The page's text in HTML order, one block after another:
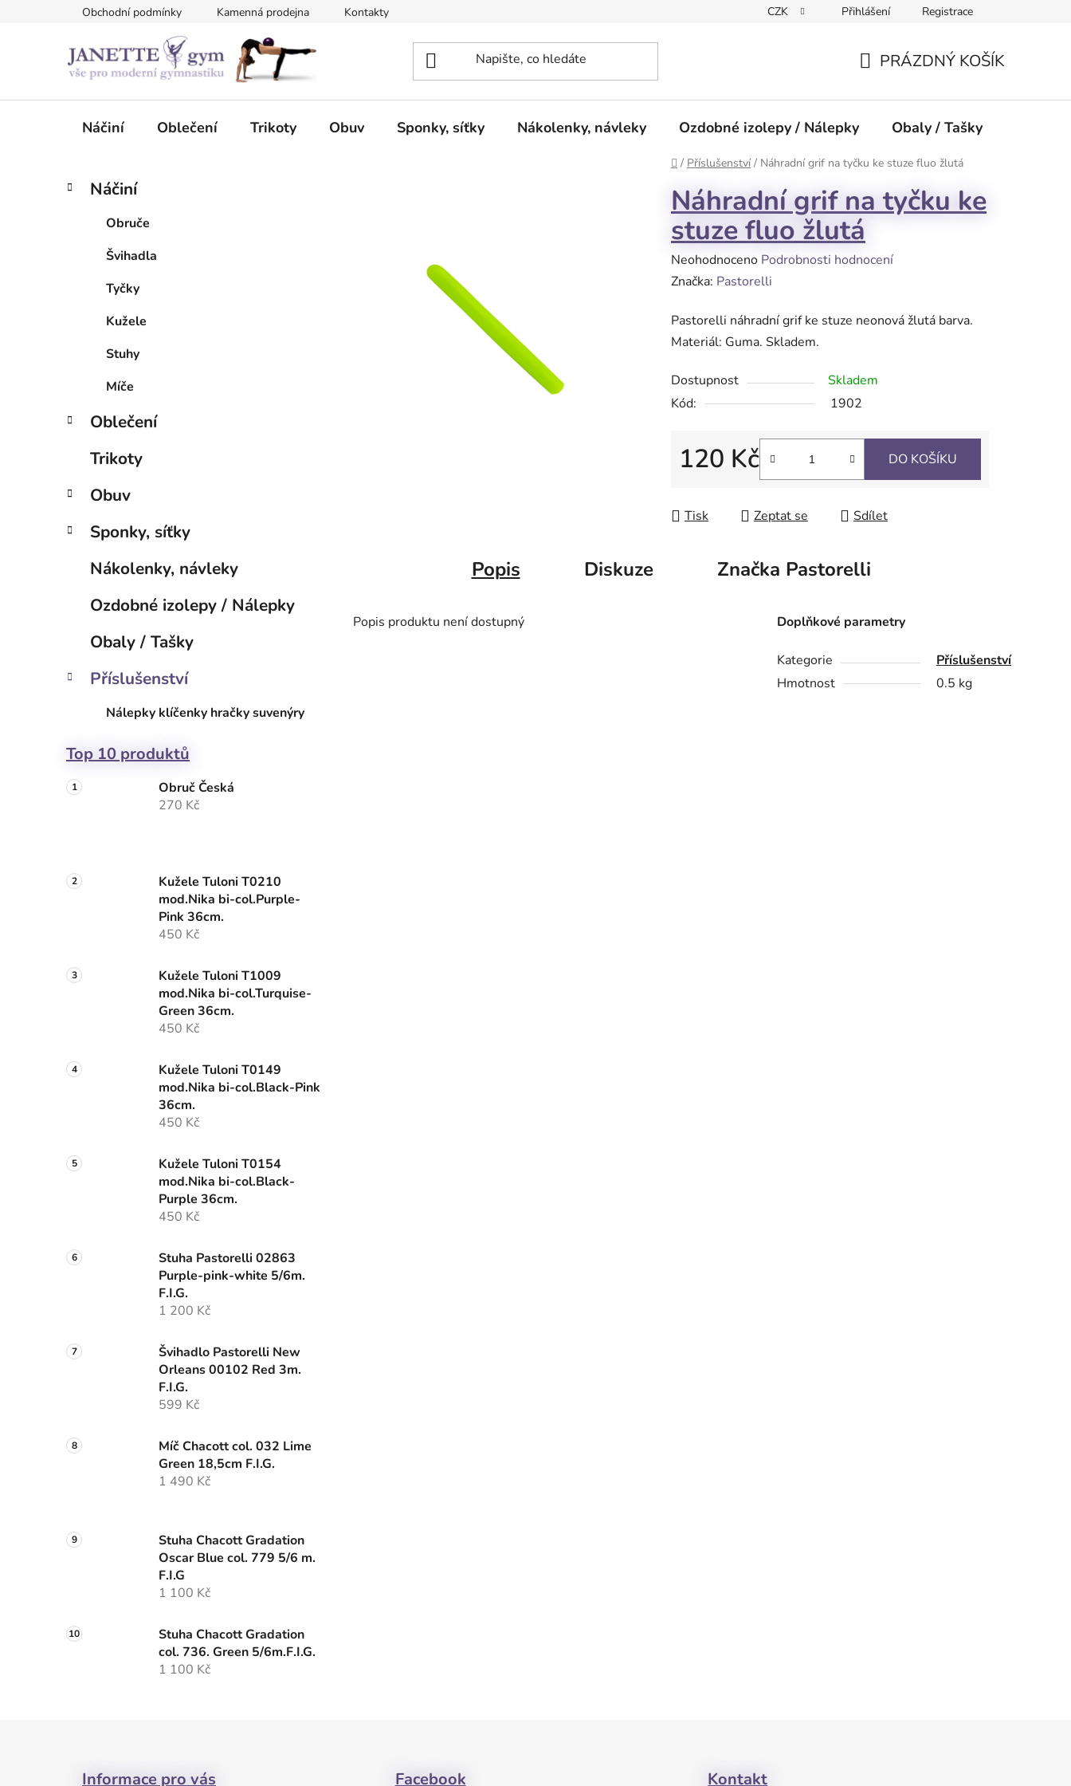
Obchodní podmínky Kamenná prodejna Kontakty CZK Přihlášení Registrace
KOŠÍK
PRÁZDNÝ KOŠÍK
Náčiní Oblečení Trikoty Obuv Sponky, síťky Nákolenky, návleky Ozdobné izolepy / Nálepky Obaly / Tašky
Domů
/ Příslušenství / Náhradní grif na tyčku ke stuze fluo žlutá
P
e
Přeskočit
kategorie
K
a
Náčiní
Obruče
Švihadla
Tyčky
Kužele
Stuhy
Míče
Oblečení
Trikoty
Obuv
Sponky, síťky
Nákolenky, návleky
Ozdobné izolepy / Nálepky
Obaly / Tašky
Příslušenství
Nálepky klíčenky hračky suvenýry
Top 10 produktů
Obruč Česká
270 Kč
Kužele Tuloni T0210
mod.Nika bi-col.Purple-
Pink 36cm.
450 Kč
Kužele Tuloni T1009
mod.Nika bi-col.Turquise-
Green 36cm.
450 Kč
Kužele Tuloni T0149
mod.Nika bi-col.Black-Pink
36cm.
450 Kč
Kužele Tuloni T0154
mod.Nika bi-col.Black-
Purple 36cm.
450 Kč
Stuha Pastorelli 02863
Purple-pink-white 5/6m.
F.I.G.
1 200 Kč
Švihadlo Pastorelli New
Orleans 00102 Red 3m.
F.I.G.
599 Kč
Míč Chacott col. 032 Lime
Green 18,5cm F.I.G.
1 490 Kč
Stuha Chacott Gradation
Oscar Blue col. 779 5/6 m.
F.I.G
1 100 Kč
Stuha Chacott Gradation
col. 736. Green 5/6m.F.I.G.
1 100 Kč
Náhradní grif na tyčku ke
stuze fluo žlutá
Průměrné
hodnocení
je
0,0
5
hvězdiček.
Neohodnoceno Podrobnosti hodnocení
Značka: Pastorelli
Pastorelli náhradní grif ke stuze neonová žlutá barva.
Materiál: Guma. Skladem.
Dostupnost
Skladem
Kód:
1902
120 Kč DO KOŠÍKU
Tisk Zeptat se Sdílet
Popis Diskuze Značka Pastorelli
Popis produktu není dostupný Doplňkové parametry
Kategorie
Příslušenství
Hmotnost
0.5 kg
Informace pro vás Facebook Kontakt